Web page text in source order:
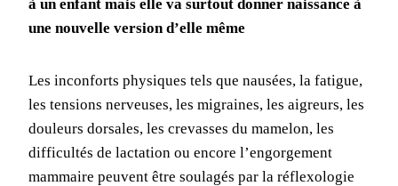
à un enfant mais elle va surtout donner naissance à
une nouvelle version d’elle même
Les inconforts physiques tels que nausées, la fatigue,
les tensions nerveuses, les migraines, les aigreurs, les
douleurs dorsales, les crevasses du mamelon, les
difficultés de lactation ou encore l’engorgement
mammaire peuvent être soulagés par la réflexologie